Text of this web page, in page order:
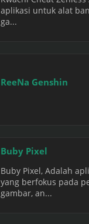
aplikasi untuk alat
ga...
ReeNa Genshin
Buby Pixel
Buby Pixel, Adalah
yang berfokus pada
gambar, an...